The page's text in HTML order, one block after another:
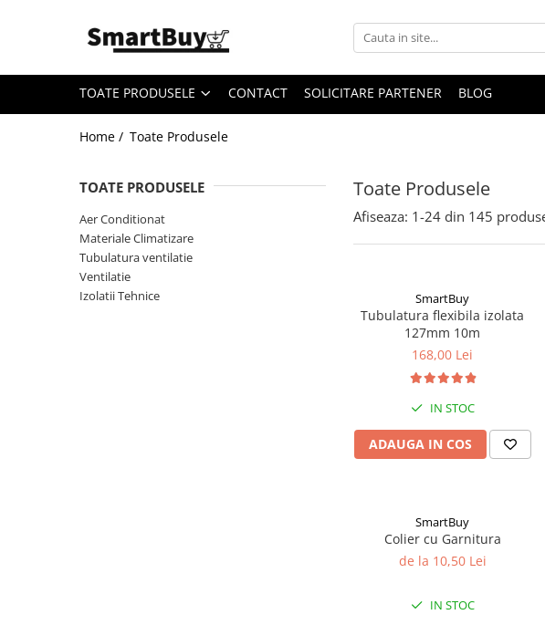
Toate Produsele
Aer Conditionat
Materiale Climatizare
Igienizare si intretinere AC
Suporti/Console
Tubulatura ventilatie
TOATE PRODUSELE CONTACT SOLICITARE PARTENER BLOG
Home / Toate Produsele
Toate Produsele
TOATE PRODUSELE
Aer Conditionat
Materiale Climatizare
Tubulatura ventilatie
Ventilatie
Izolatii Tehnice
Afiseaza: 1-24 din 145
SmartBuy
Tubulatura flexibila izolata
127mm 10m
168,00 Lei
IN STOC
ADAUGA IN COS
SmartBuy
Colier cu Garnitura
de la 10,50 Lei
IN STOC